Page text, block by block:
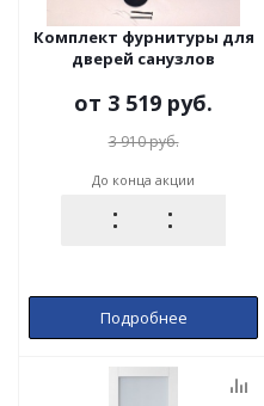
Комплект фурнитуры для
дверей санузлов
от 3 519 руб.
3 910 руб.
До конца акции
Подробнее